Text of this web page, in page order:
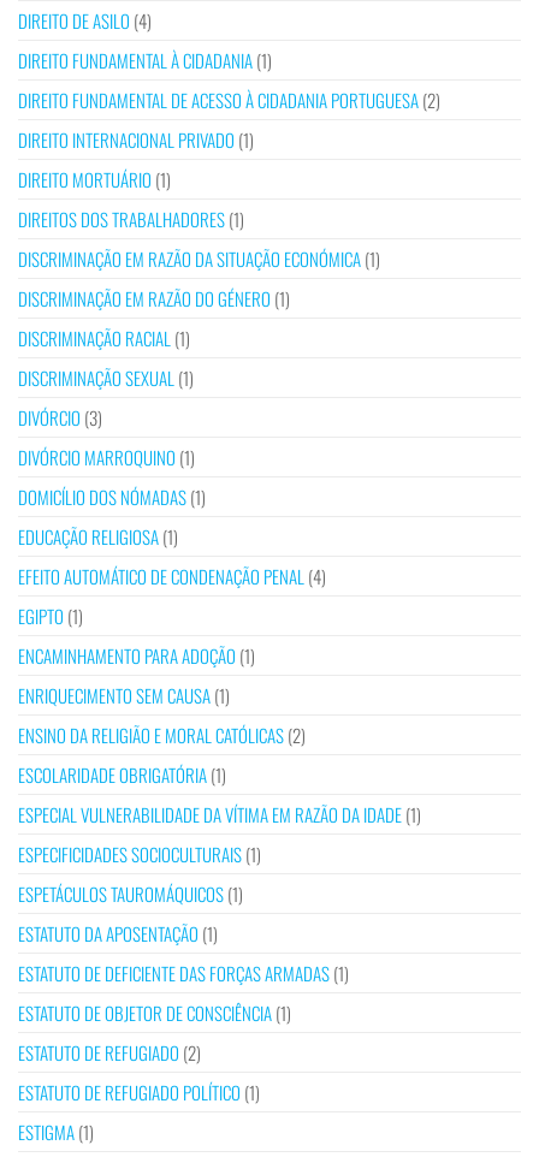
DIREITO DE ASILO (4)
DIREITO FUNDAMENTAL À CIDADANIA(1)
DIREITO FUNDAMENTAL DE ACESSO À CIDADANIA PORTUGUESA(2)
DIREITO INTERNACIONAL PRIVADO (1)
DIREITO MORTUÁRIO (1)
DIREITOS DOS TRABALHADORES(1)
DISCRIMINAÇÃO EM RAZÃO DA SITUAÇÃO ECONÓMICA(1)
DISCRIMINAÇÃO EM RAZÃO DO GÉNERO (1)
DISCRIMINAÇÃO RACIAL (1)
DISCRIMINAÇÃO SEXUAL (1)
DIVÓRCIO (3)
DIVÓRCIO MARROQUINO (1)
DOMICÍLIO DOS NÓMADAS(1)
EDUCAÇÃO RELIGIOSA(1)
EFEITO AUTOMÁTICO DE CONDENAÇÃO PENAL (4)
EGIPTO (1)
ENCAMINHAMENTO PARA ADOÇÃO (1)
ENRIQUECIMENTO SEM CAUSA(1)
ENSINO DA RELIGIÃO E MORAL CATÓLICAS(2)
ESCOLARIDADE OBRIGATÓRIA(1)
ESPECIAL VULNERABILIDADE DA VÍTIMA EM RAZÃO DA IDADE(1)
ESPECIFICIDADES SOCIOCULTURAIS(1)
ESPETÁCULOS TAUROMÁQUICOS(1)
ESTATUTO DA APOSENTAÇÃO (1)
ESTATUTO DE DEFICIENTE DAS FORÇAS ARMADAS(1)
ESTATUTO DE OBJETOR DE CONSCIÊNCIA(1)
ESTATUTO DE REFUGIADO (2)
ESTATUTO DE REFUGIADO POLÍTICO (1)
ESTIGMA(1)